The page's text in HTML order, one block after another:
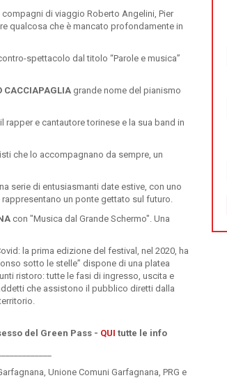
di viaggio Roberto Angelini, Pier
qualcosa che è mancato profondamente in
spettacolo dal titolo “Parole e musica”
CACCIAPAGLIA grande nome del pianismo
rapper e cantautore torinese e la sua band in
che lo accompagnano da sempre, un
serie di entusiasmanti date estive, con uno
un ponte gettato sul futuro.
con "Musica dal Grande Schermo". Una
la prima edizione del festival, nel 2020, ha
sotto le stelle” dispone di una platea
ristoro: tutte le fasi di ingresso, uscita e
che assistono il pubblico diretti dalla
del Green Pass - QUI tutte le info
Unione Comuni Garfagnana, PRG e